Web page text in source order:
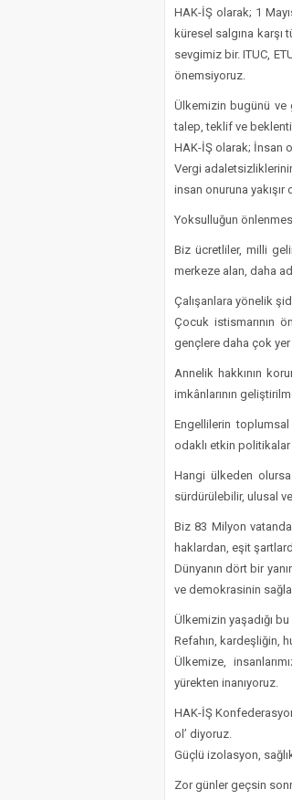
HAK-İŞ olarak; 1
küresel salgına karşı
sevgimiz bir. ITUC,
önemsiyoruz.
Ülkemizin bugünü ve
talep, teklif ve
HAK-İŞ olarak; İnsan
Vergi
insan onuruna
Yoksulluğun
Biz ücretliler, milli
merkeze alan, daha
Çalışanlara yönelik
Çocuk istismarının
gençlere daha çok
Annelik hakkının
imkânlarının
Engellilerin toplumsal
odaklı etkin
Hangi ülkeden
sürdürülebilir, ulusal
Biz 83 Milyon
haklardan, eşit
Dünyanın dört bir
ve demokrasinin
Ülkemizin yaşadığı
Refahın, kardeşliğin,
Ülkemize,
yürekten inanıyoruz.
HAK-İŞ
ol’ diyoruz.
Güçlü izolasyon,
Zor günler geçsin